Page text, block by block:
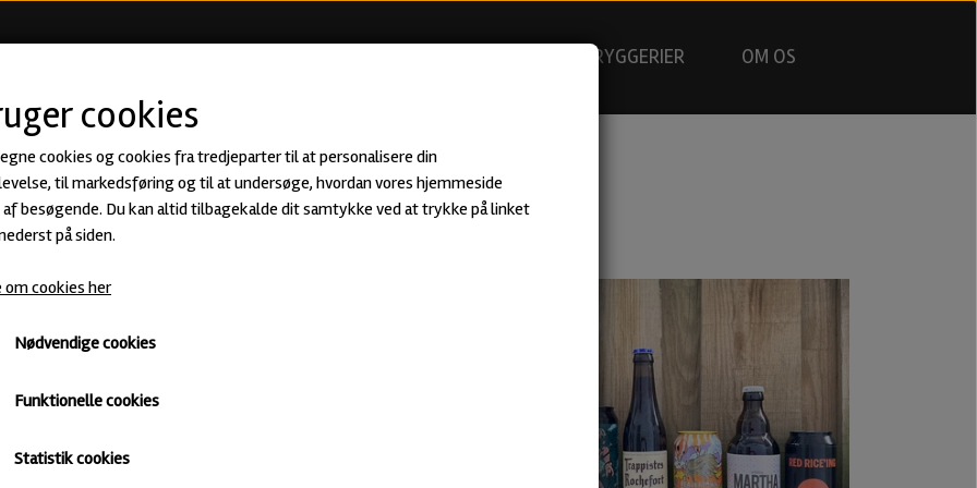
BRYGGERIER OM OS
øl - september
et begyndende efterår, men slet ikke en slut sommer. Vi vil først
cookies
cookies og cookies fra tredjeparter til at personalisere din
til markedsføring og til at undersøge, hvordan vores hjemmeside
af besøgende. Du kan altid tilbagekalde dit samtykke ved at trykke på linket
på siden.
cookies her
Nødvendige cookies
Funktionelle cookies
Statistik cookies